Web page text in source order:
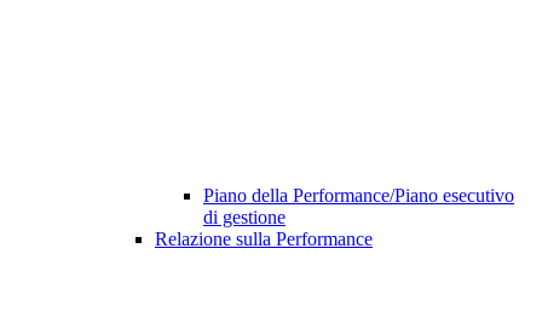
Piano della Performance/Piano esecutivo
di gestione
Relazione sulla Performance